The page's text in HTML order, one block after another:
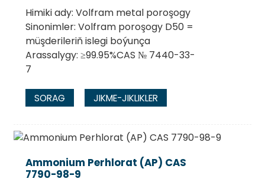
Himiki ady: Volfram metal poroşogy
Sinonimler: Volfram poroşogy D50 =
müşderileriň islegi boýunça
Arassalygy: ≥99.95%CAS № 7440-33-
7
SORAG JIKME-JIKLIKLER
Ammonium Perhlorat (AP) CAS
7790-98-9